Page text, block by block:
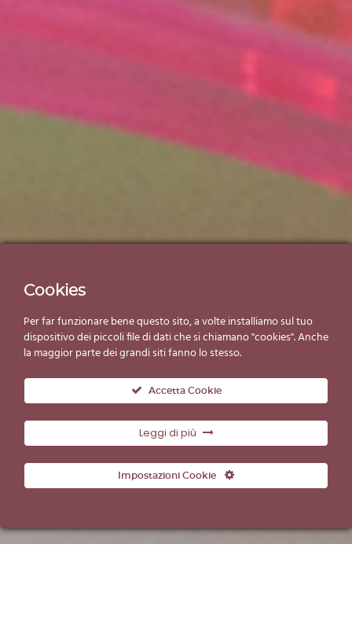
Cookies
Per far funzionare bene questo sito, a volte installiamo sul tuo
dispositivo dei piccoli file di dati che si chiamano "cookies". Anche
la maggior parte dei grandi siti fanno lo stesso.
Accetta Cookie
Leggi di più
Impostazioni Cookie